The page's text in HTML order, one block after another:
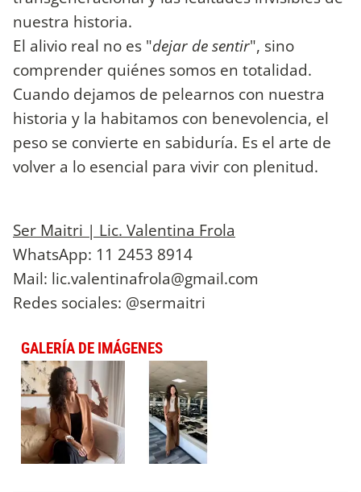
nuestra historia.
El alivio real no es "dejar de sentir", sino
comprender quiénes somos en totalidad.
Cuando dejamos de pelearnos con nuestra
historia y la habitamos con benevolencia, el
peso se convierte en sabiduría. Es el arte de
volver a lo esencial para vivir con plenitud.
Ser Maitri | Lic. Valentina Frola
WhatsApp: 11 2453 8914
Mail: lic.valentinafrola@gmail.com
Redes sociales: @sermaitri
GALERÍA DE IMÁGENES